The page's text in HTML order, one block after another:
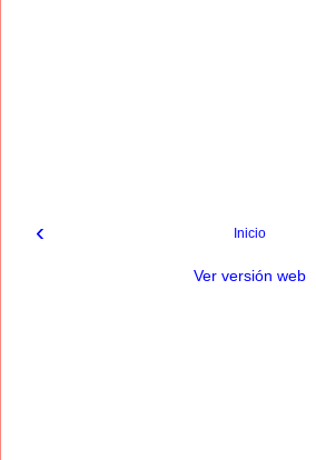
‹ Inicio
Ver versión web